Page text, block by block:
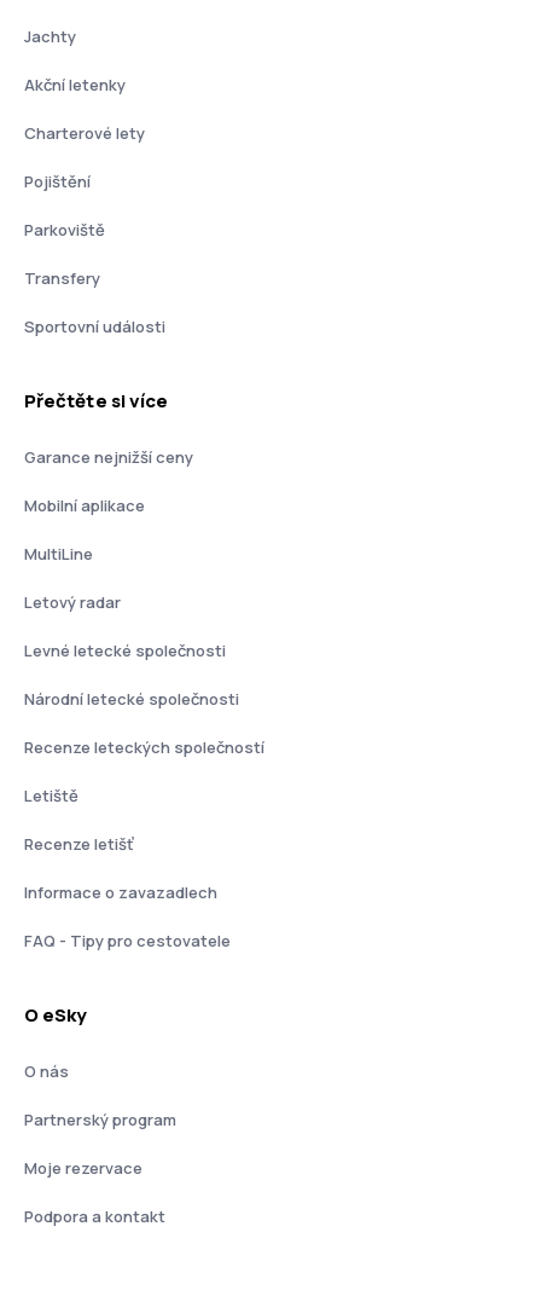
Jachty
Akční letenky
Charterové lety
Pojištění
Parkoviště
Transfery
Sportovní události
Přečtěte si více
Garance nejnižší ceny
Mobilní aplikace
MultiLine
Letový radar
Levné letecké společnosti
Národní letecké společnosti
Recenze leteckých společností
Letiště
Recenze letišť
Informace o zavazadlech
FAQ - Tipy pro cestovatele
O eSky
O nás
Partnerský program
Moje rezervace
Podpora a kontakt